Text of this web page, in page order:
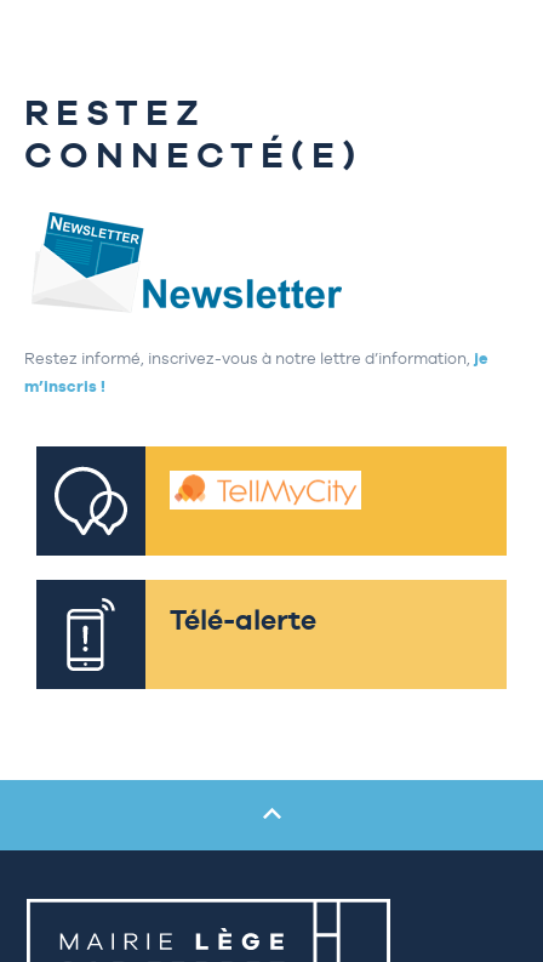
RESTEZ
CONNECTÉ(E)
Restez informé, inscrivez-vous à notre lettre d’information, je
m’inscris !
Télé-alerte